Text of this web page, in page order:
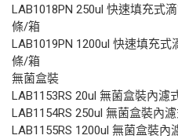
LAB1018PN 250ul 快速填充式
條/箱
LAB1019PN 1200ul 快速填充
條/箱
無菌盒裝
LAB1153RS 20ul 無菌盒裝內
LAB1154RS 250ul 無菌盒裝內
LAB1155RS 1200ul 無菌盒裝